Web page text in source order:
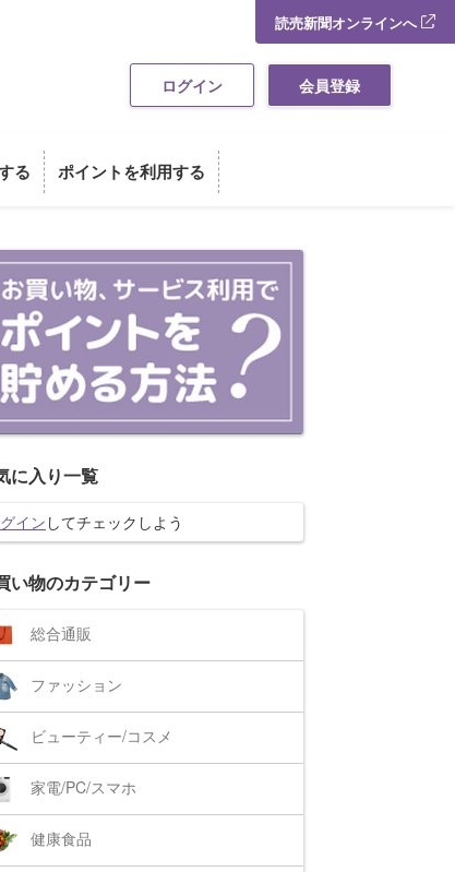
読売新聞オンラインへ
ログイン 会員登録
る ポイントを利用する
い物・サービス利用でポイント
に入り一覧
イン してチェックしよう
い物のカテゴリー
総合通販
ファッション
ビューティー/コスメ
家電/PC/スマホ
健康食品